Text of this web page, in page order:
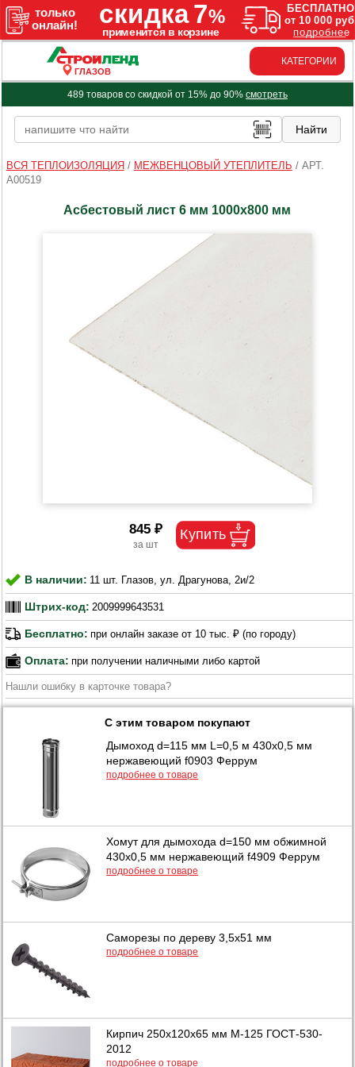
ГЛАЗОВ
КАТЕГОРИИ
489 товаров со скидкой от 15% до 90% смотреть
ВСЯ ТЕПЛОИЗОЛЯЦИЯ / МЕЖВЕНЦОВЫЙ УТЕПЛИТЕЛЬ / АРТ.
A00519
Асбестовый лист 6 мм 1000х800 мм
845 ₽
В наличии: 11 шт. Глазов, ул. Драгунова, 2и/2
Штрих-код: 2009999643531
Бесплатно: при онлайн заказе от 10 тыс. ₽ (по городу)
Оплата: при получении наличными либо картой
Нашли ошибку в карточке товара?
С этим товаром покупают
Дымоход d=115 мм L=0,5 м 430х0,5 мм
нержавеющий f0903 Феррум
подробнее о товаре
Хомут для дымохода d=150 мм обжимной
430х0,5 мм нержавеющий f4909 Феррум
подробнее о товаре
Саморезы по дереву 3,5х51 мм
подробнее о товаре
Кирпич 250х120х65 мм М-125 ГОСТ-530-
2012
подробнее о товаре